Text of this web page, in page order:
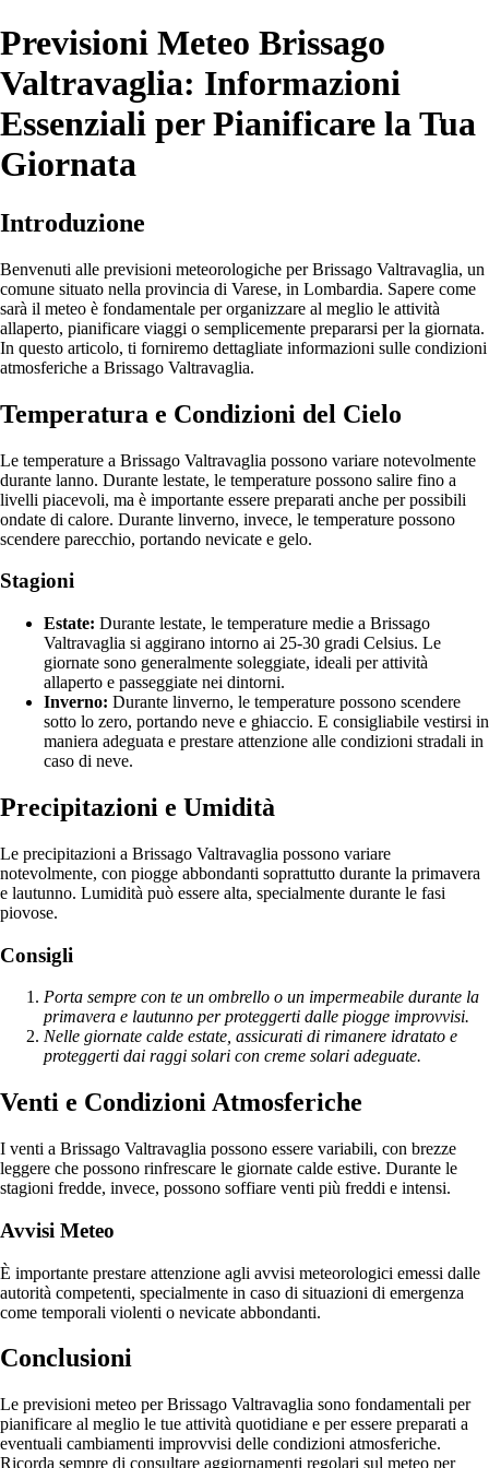
Previsioni Meteo Brissago
Valtravaglia: Informazioni
Essenziali per Pianificare la Tua
Giornata
Introduzione
Benvenuti alle previsioni meteorologiche per Brissago Valtravaglia, un
comune situato nella provincia di Varese, in Lombardia. Sapere come
sarà il meteo è fondamentale per organizzare al meglio le attività
allaperto, pianificare viaggi o semplicemente prepararsi per la giornata.
In questo articolo, ti forniremo dettagliate informazioni sulle condizioni
atmosferiche a Brissago Valtravaglia.
Temperatura e Condizioni del Cielo
Le temperature a Brissago Valtravaglia possono variare notevolmente
durante lanno. Durante lestate, le temperature possono salire fino a
livelli piacevoli, ma è importante essere preparati anche per possibili
ondate di calore. Durante linverno, invece, le temperature possono
scendere parecchio, portando nevicate e gelo.
Stagioni
Estate: Durante lestate, le temperature medie a Brissago
Valtravaglia si aggirano intorno ai 25-30 gradi Celsius. Le
giornate sono generalmente soleggiate, ideali per attività
allaperto e passeggiate nei dintorni.
Inverno: Durante linverno, le temperature possono scendere
sotto lo zero, portando neve e ghiaccio. E consigliabile vestirsi in
maniera adeguata e prestare attenzione alle condizioni stradali in
caso di neve.
Precipitazioni e Umidità
Le precipitazioni a Brissago Valtravaglia possono variare
notevolmente, con piogge abbondanti soprattutto durante la primavera
e lautunno. Lumidità può essere alta, specialmente durante le fasi
piovose.
Consigli
Porta sempre con te un ombrello o un impermeabile durante la
primavera e lautunno per proteggerti dalle piogge improvvisi.
Nelle giornate calde estate, assicurati di rimanere idratato e
proteggerti dai raggi solari con creme solari adeguate.
Venti e Condizioni Atmosferiche
I venti a Brissago Valtravaglia possono essere variabili, con brezze
leggere che possono rinfrescare le giornate calde estive. Durante le
stagioni fredde, invece, possono soffiare venti più freddi e intensi.
Avvisi Meteo
È importante prestare attenzione agli avvisi meteorologici emessi dalle
autorità competenti, specialmente in caso di situazioni di emergenza
come temporali violenti o nevicate abbondanti.
Conclusioni
Le previsioni meteo per Brissago Valtravaglia sono fondamentali per
pianificare al meglio le tue attività quotidiane e per essere preparati a
eventuali cambiamenti improvvisi delle condizioni atmosferiche.
Ricorda sempre di consultare aggiornamenti regolari sul meteo per